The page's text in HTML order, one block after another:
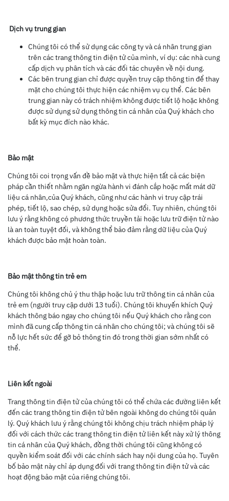
Dịch vụtrung gian
Chúng tôi có thể sử dụng các công ty và cá nhân trung gian
trên các trang thông tin điện tử của mình, ví dụ: các nhà cung
cấp dịch vụ phân tích và các đối tác chuyên về nội dung.
Các bên trung gian chỉ được quyền truy cập thông tin để thay
mặt cho chúng tôi thực hiện các nhiệm vụ cụ thể. Các bên
trung gian này có trách nhiệm không được tiết lộ hoặc không
được sử dụng sử dụng thông tin cá nhân của Quý khách cho
bất kỳ mục đích nào khác.
Bảo mật
Chúng tôi coi trọng vấn đề bảo mật và thực hiện tất cả các biện
pháp cần thiết nhằm ngăn ngừa hành vi đánh cắp hoặc mất mát dữ
liệu cá nhân,của Quý khách, cũng như các hành vi truy cập trái
phép, tiết lộ, sao chép, sử dụng hoặc sửa đổi. Tuy nhiên, chúng tôi
lưu ý rằng không có phương thức truyền tải hoặc lưu trữ điện tử nào
là an toàn tuyệt đối, và không thể bảo đảm rằng dữ liệu của Quý
khách được bảo mật hoàn toàn.
Bảo mậtthông tintrẻ em
Chúng tôi không chủ ý thu thập hoặc lưu trữ thông tin cá nhân của
trẻ em (người truy cập dưới 13 tuổi). Chúng tôi khuyến khích Quý
khách thông báo ngay cho chúng tôi nếu Quý khách cho rằng con
mình đã cung cấp thông tin cá nhân cho chúng tôi; và chúng tôi sẽ
nỗ lực hết sức để gỡ bỏ thông tin đó trong thời gian sớm nhất có
thể.
Liên kết ngoài
Trang thông tin điện tử của chúng tôi có thể chứa các đường liên kết
đến các trang thông tin điện tử bên ngoài không do chúng tôi quản
lý. Quý khách lưu ý rằng chúng tôi không chịu trách nhiệm pháp lý
đối với cách thức các trang thông tin điện tử liên kết này xử lý thông
tin cá nhân của Quý khách, đồng thời chúng tôi cũng không có
quyền kiểm soát đối với các chính sách hay nội dung của họ. Tuyên
bố bảo mật này chỉ áp dụng đối với trang thông tin điện tử và các
hoạt động bảo mật của riêng chúng tôi.